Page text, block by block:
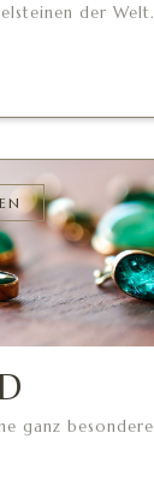
der Welt.
ganz